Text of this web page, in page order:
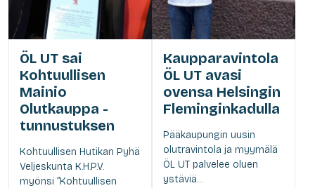
ÖL UT sai
Kohtuullisen
Mainio
Olutkauppa -
tunnustuksen
Kohtuullisen Hutikan Pyhä
Veljeskunta K.H.P.V.
myönsi ”Kohtuullisen
Kaupparavintola
ÖL UT avasi
ovensa Helsingin
Fleminginkadulla
Pääkaupungin uusin
olutravintola ja myymälä
ÖL UT palvelee oluen
ystäviä...